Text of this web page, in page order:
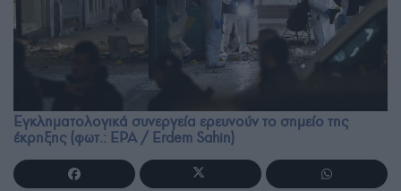
Εγκληματολογικά συνεργεία ερευνούν το σημείο της
έκρηξης (φωτ.: EPA / Erdem Sahin)